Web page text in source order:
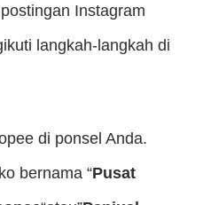
Instagram
langkah-langkah di
di ponsel Anda.
bernama “Pusat